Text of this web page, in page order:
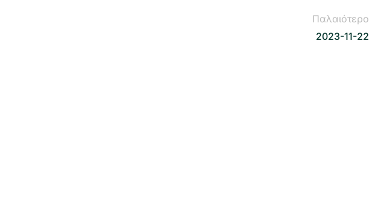
Παλαιότερο
2023-11-22